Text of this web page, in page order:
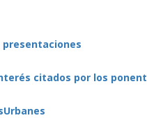
presentaciones
citados por los ponent